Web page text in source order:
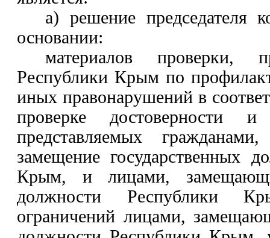
а) решение председателя
основании:
материалов проверки,
Республики Крым по
иных правонарушений в
проверке достоверности
представляемых
замещение государственных
Крым, и лицами,
должности Республики
ограничений лицами,